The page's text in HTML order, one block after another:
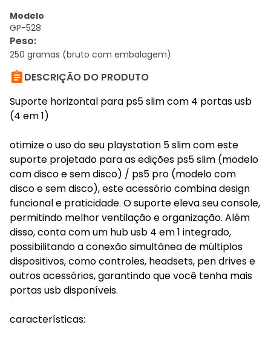
Modelo
GP-528
Peso:
250 gramas (bruto com embalagem)
DESCRIÇÃO DO PRODUTO
Suporte horizontal para ps5 slim com 4 portas usb
(4 em 1)
otimize o uso do seu playstation 5 slim com este
suporte projetado para as edições ps5 slim (modelo
com disco e sem disco) / ps5 pro (modelo com
disco e sem disco), este acessório combina design
funcional e praticidade. O suporte eleva seu console,
permitindo melhor ventilação e organização. Além
disso, conta com um hub usb 4 em 1 integrado,
possibilitando a conexão simultânea de múltiplos
dispositivos, como controles, headsets, pen drives e
outros acessórios, garantindo que você tenha mais
portas usb disponíveis.
características: